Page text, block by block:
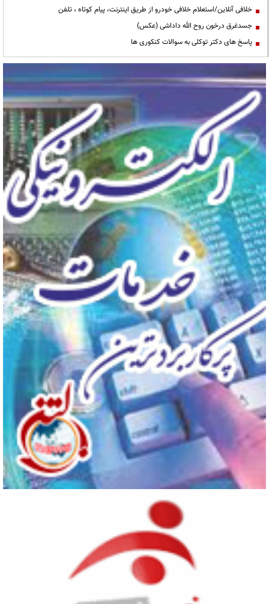
خلافی آنلاین/استعلام خلافی خودرو از طریق اینترنت، پیام کوتاه ، تلفن
جسدغرق درخون روح الله داداشی (عکس)
پاسخ های دکتر توکلی به سوالات کنکوری ها